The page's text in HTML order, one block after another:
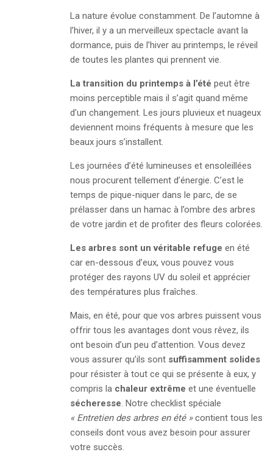
La nature évolue constamment. De l’automne à
l’hiver, il y a un merveilleux spectacle avant la
dormance, puis de l’hiver au printemps, le réveil
de toutes les plantes qui prennent vie.
La transition du printemps à l’été peut être
moins perceptible mais il s’agit quand même
d’un changement. Les jours pluvieux et nuageux
deviennent moins fréquents à mesure que les
beaux jours s’installent.
Les journées d’été lumineuses et ensoleillées
nous procurent tellement d’énergie. C’est le
temps de pique-niquer dans le parc, de se
prélasser dans un hamac à l’ombre des arbres
de votre jardin et de profiter des fleurs colorées.
Les arbres sont un véritable refuge en été
car en-dessous d’eux, vous pouvez vous
protéger des rayons UV du soleil et apprécier
des températures plus fraîches.
Mais, en été, pour que vos arbres puissent vous
offrir tous les avantages dont vous rêvez, ils
ont besoin d’un peu d’attention. Vous devez
vous assurer qu’ils sont suffisamment solides
pour résister à tout ce qui se présente à eux, y
compris la chaleur extrême et une éventuelle
sécheresse. Notre checklist spéciale
« Entretien des arbres en été »contient tous les
conseils dont vous avez besoin pour assurer
votre succès.